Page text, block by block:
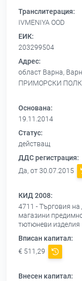
Транслитерация:
IVMENIYA OOD
ЕИК:
203299504
Адрес:
област Варна,
ПРИМОРСКИ ПОЛК
Основана:
19.11.2014
Статус:
действащ
ДДС регистрация:
Да, от 30.07.2015
КИД 2008:
4711 - Търговия
магазини
тютюневи изделия
Вписан капитал:
€ 511,29
Внесен капитал: